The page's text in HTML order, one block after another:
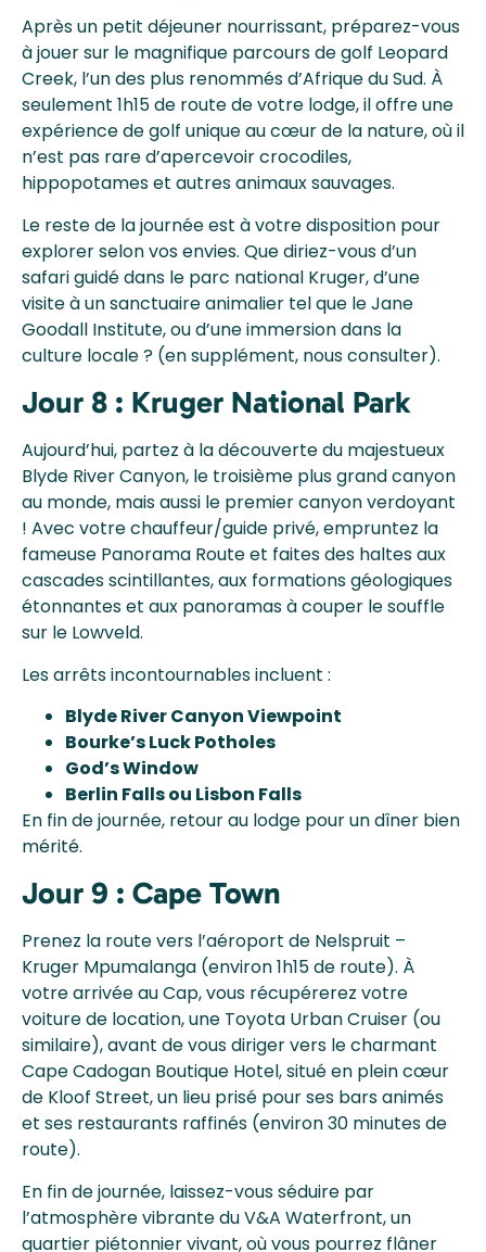
Après un petit déjeuner nourrissant, préparez-vous
à jouer sur le magnifique parcours de golf Leopard
Creek, l’un des plus renommés d’Afrique du Sud. À
seulement 1h15 de route de votre lodge, il offre une
expérience de golf unique au cœur de la nature, où il
n’est pas rare d’apercevoir crocodiles,
hippopotames et autres animaux sauvages.
Le reste de la journée est à votre disposition pour
explorer selon vos envies. Que diriez-vous d’un
safari guidé dans le parc national Kruger, d’une
visite à un sanctuaire animalier tel que le Jane
Goodall Institute, ou d’une immersion dans la
culture locale ? (en supplément, nous consulter).
Jour 8 : Kruger National Park
Aujourd’hui, partez à la découverte du majestueux
Blyde River Canyon, le troisième plus grand canyon
au monde, mais aussi le premier canyon verdoyant
! Avec votre chauffeur/guide privé, empruntez la
fameuse Panorama Route et faites des haltes aux
cascades scintillantes, aux formations géologiques
étonnantes et aux panoramas à couper le souffle
sur le Lowveld.
Les arrêts incontournables incluent :
Blyde River Canyon Viewpoint
Bourke’s Luck Potholes
God’s Window
Berlin Falls ou Lisbon Falls
En fin de journée, retour au lodge pour un dîner bien
mérité.
Jour 9 : Cape Town
Prenez la route vers l’aéroport de Nelspruit –
Kruger Mpumalanga (environ 1h15 de route). À
votre arrivée au Cap, vous récupérerez votre
voiture de location, une Toyota Urban Cruiser (ou
similaire), avant de vous diriger vers le charmant
Cape Cadogan Boutique Hotel, situé en plein cœur
de Kloof Street, un lieu prisé pour ses bars animés
et ses restaurants raffinés (environ 30 minutes de
route).
En fin de journée, laissez-vous séduire par
l’atmosphère vibrante du V&A Waterfront, un
quartier piétonnier vivant, où vous pourrez flâner